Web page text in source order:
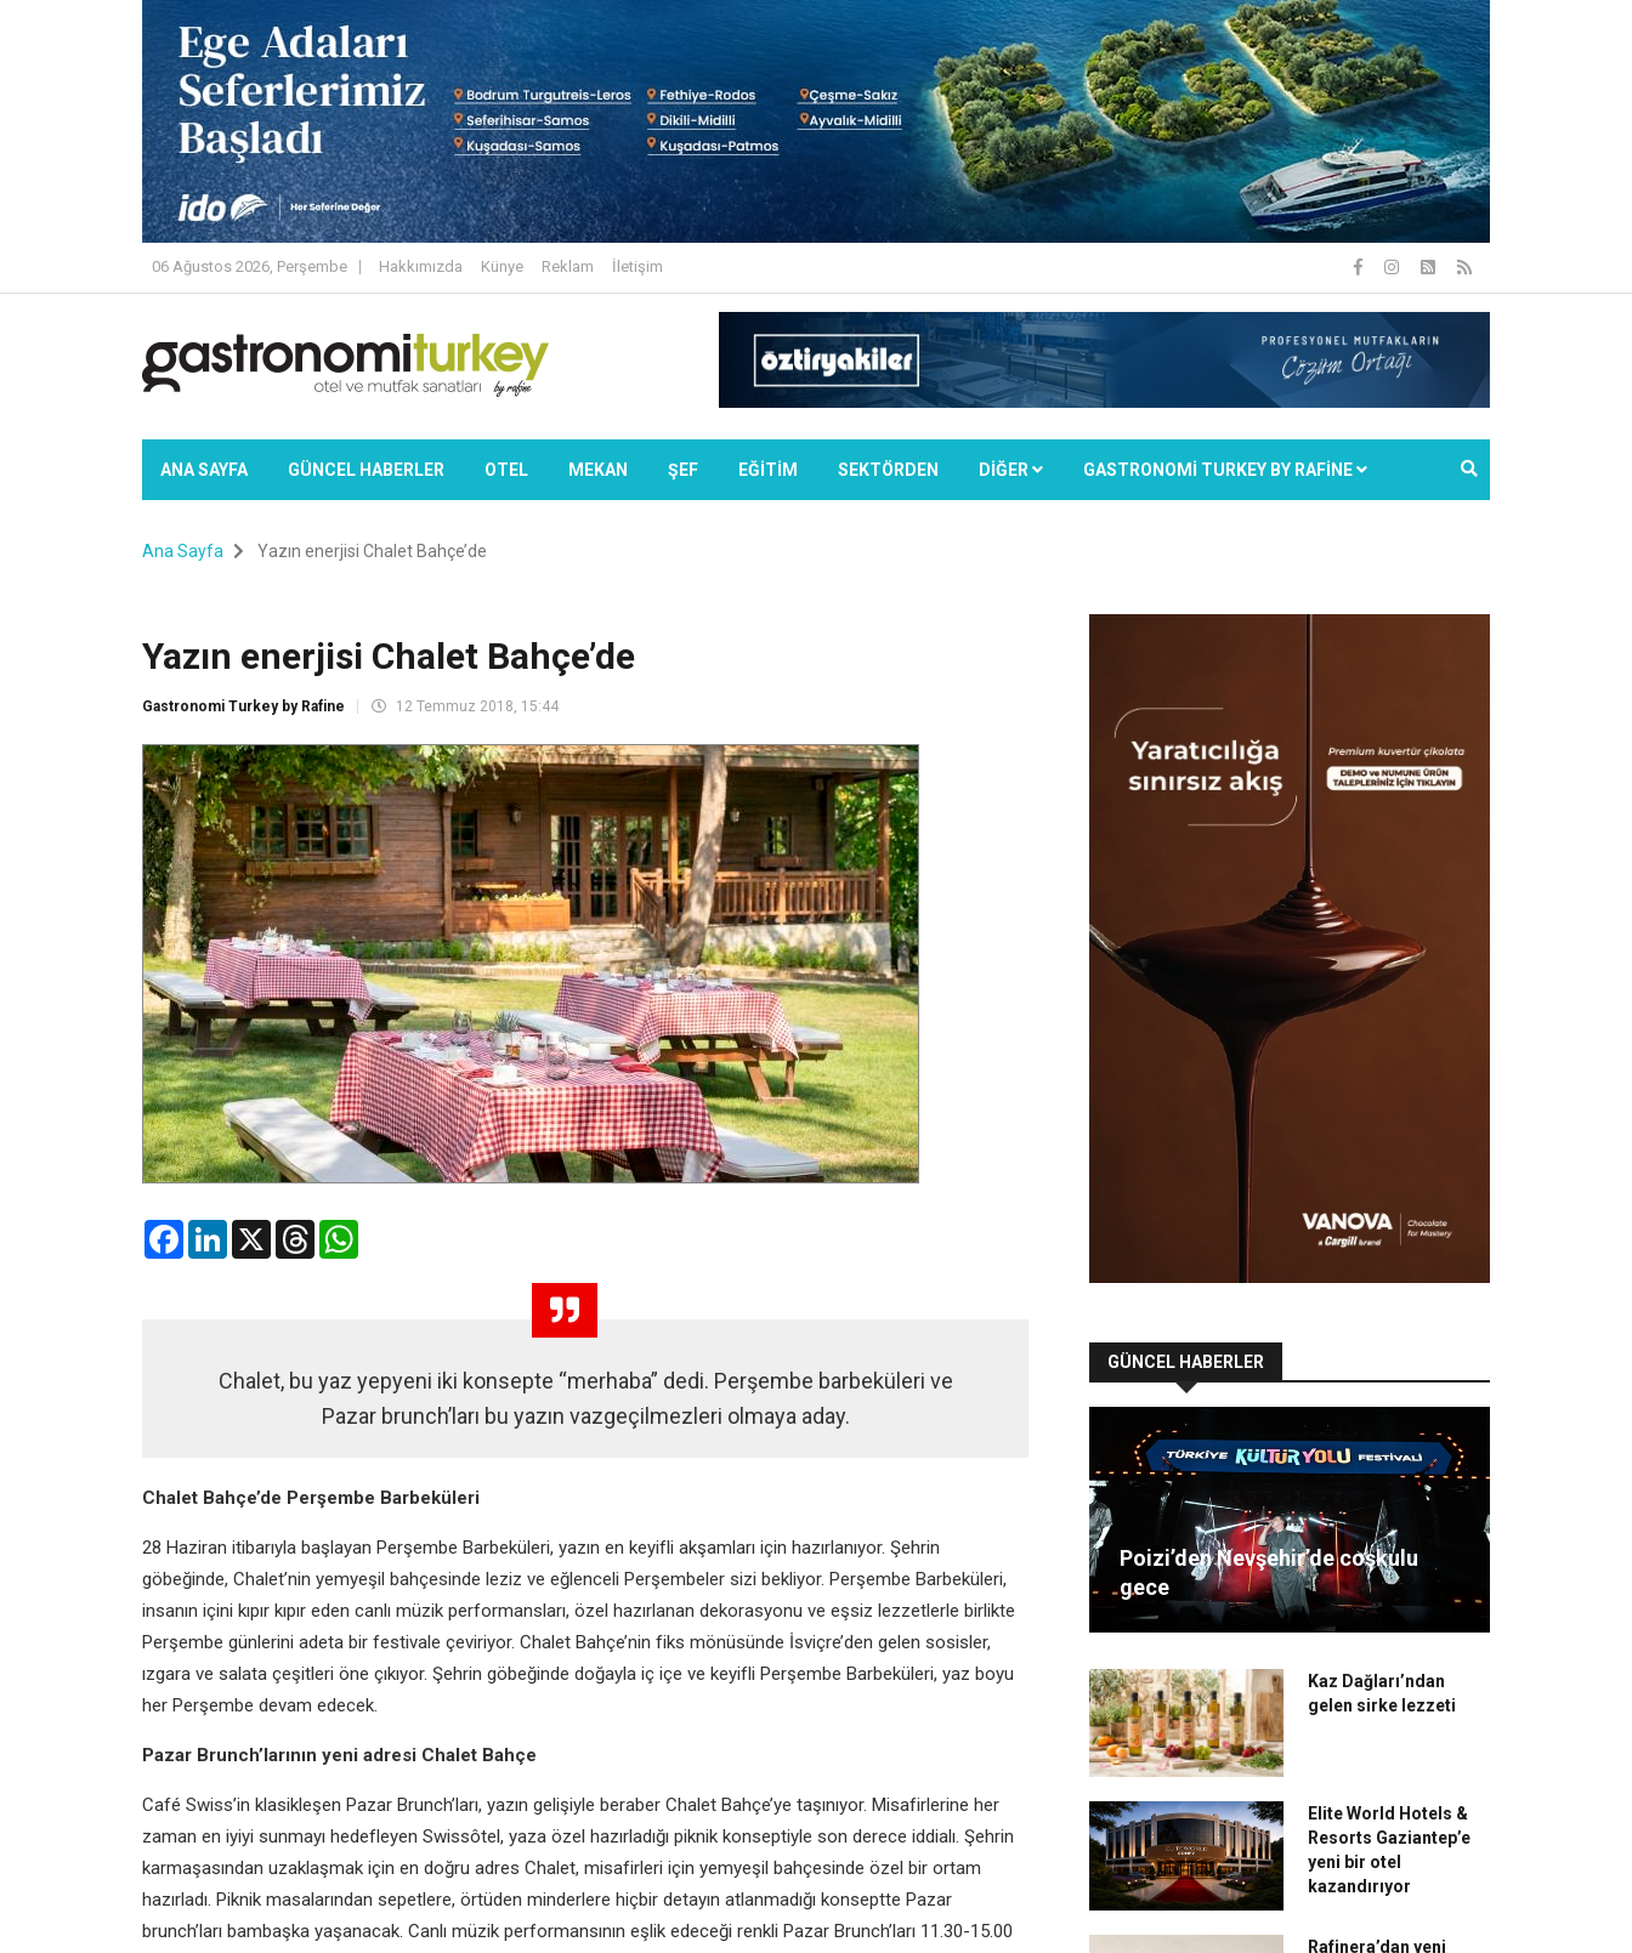
06 Ağustos 2026, Perşembe Hakkımızda Künye Reklam İletişim
ANA SAYFA GÜNCEL HABERLER OTEL MEKAN ŞEF EĞİTİM SEKTÖRDEN DIĞER GASTRONOMİ TURKEY BY RAFİNE
Ana Sayfa Yazın enerjisi Chalet Bahçe’de
Yazın enerjisi Chalet Bahçe’de
Gastronomi Turkey by Rafine 12 Temmuz 2018, 15:44
FacebookLinkedIn
X Threads
Chalet, bu yaz yepyeni iki konsepte “merhaba” dedi. Perşembe barbeküleri ve
Pazar brunch’ları bu yazın vazgeçilmezleri olmaya aday.
Chalet Bahçe’de Perşembe Barbeküleri
28 Haziran itibarıyla başlayan Perşembe Barbeküleri, yazın en keyifli akşamları için hazırlanıyor. Şehrin
göbeğinde, Chalet’nin yemyeşil bahçesinde leziz ve eğlenceli Perşembeler sizi bekliyor. Perşembe Barbeküleri,
insanın içini kıpır kıpır eden canlı müzik performansları, özel hazırlanan dekorasyonu ve eşsiz lezzetlerle birlikte
Perşembe günlerini adeta bir festivale çeviriyor. Chalet Bahçe’nin fiks mönüsünde İsviçre’den gelen sosisler,
ızgara ve salata çeşitleri öne çıkıyor. Şehrin göbeğinde doğayla iç içe ve keyifli Perşembe Barbeküleri, yaz boyu
her Perşembe devam edecek.
Pazar Brunch’larının yeni adresi Chalet Bahçe
Café Swiss’in klasikleşen Pazar Brunch’ları, yazın gelişiyle beraber Chalet Bahçe’ye taşınıyor. Misafirlerine her
zaman en iyiyi sunmayı hedefleyen Swissôtel, yaza özel hazırladığı piknik konseptiyle son derece iddialı. Şehrin
karmaşasından uzaklaşmak için en doğru adres Chalet, misafirleri için yemyeşil bahçesinde özel bir ortam
hazırladı. Piknik masalarından sepetlere, örtüden minderlere hiçbir detayın atlanmadığı konseptte Pazar
brunch’ları bambaşka yaşanacak. Canlı müzik performansının eşlik edeceği renkli Pazar Brunch’ları 11.30-15.00
GÜNCEL HABERLER
Poizi’den Nevşehir’de coşkulu
gece
Kaz Dağları’ndan
gelen sirke lezzeti
Elite World Hotels &
Resorts Gaziantep’e
yeni bir otel
kazandırıyor
Rafinera’dan yeni